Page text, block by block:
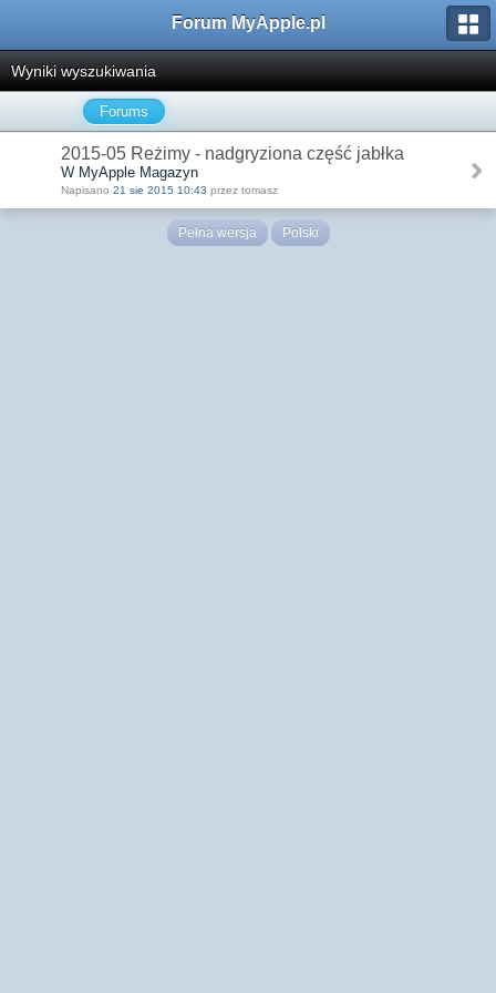
Forum MyApple.pl
Wyniki wyszukiwania
Forums
2015-05 Reżimy - nadgryziona część jabłka
W MyApple Magazyn
Napisano 21 sie 2015 10:43 przez tomasz
Pełna wersja Polski